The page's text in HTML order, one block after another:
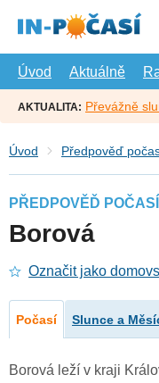
hlavní
Úvod
Aktuálně
AKTUALITA: Převážně
Úvod Předpověď
PŘEDPOVĚĎ POČASÍ
Borová
Označit jako
Počasí Slunce a
Borová leží v kraji